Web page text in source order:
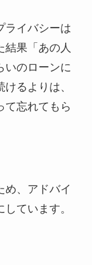
ライバシーは
結果「あの人
いのローンに
るよりは、
て忘れてもら
め、アドバイ
ています。